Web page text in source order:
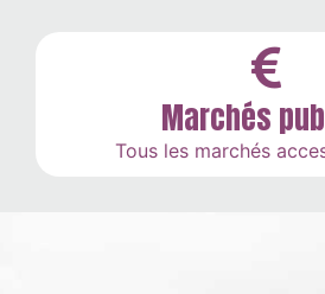
Marchés
Tous les marchés